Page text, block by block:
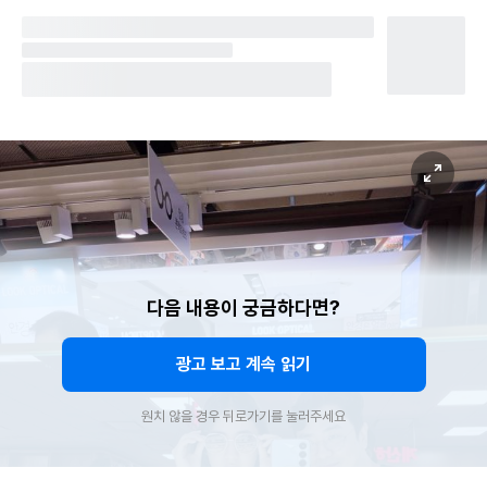
다음 내용이 궁금하다면?
광고 보고 계속 읽기
원치 않을 경우 뒤로가기를 눌러주세요